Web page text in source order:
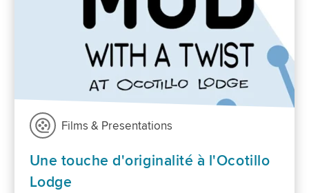
Films & Presentations
Une touche d'originalité à l'Ocotillo
Lodge